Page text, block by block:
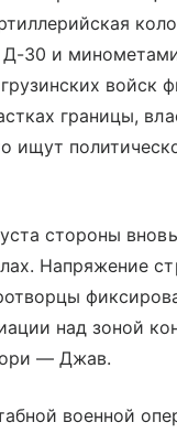
Д-30 и
войск
границы,
ищут
стороны вновь
Напряжение
над зоной
— Джав.
военной